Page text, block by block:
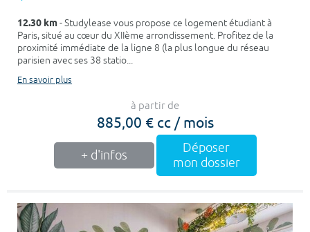
12.30 km- Studylease vous propose ce logement étudiant à
Paris, situé au cœur du XIIème arrondissement. Profitez de la
proximité immédiate de la ligne 8 (la plus longue du réseau
parisien avec ses 38 statio...
En savoir plus
à partir de
885,00 € cc / mois
+ d'infos
Déposer
mon dossier